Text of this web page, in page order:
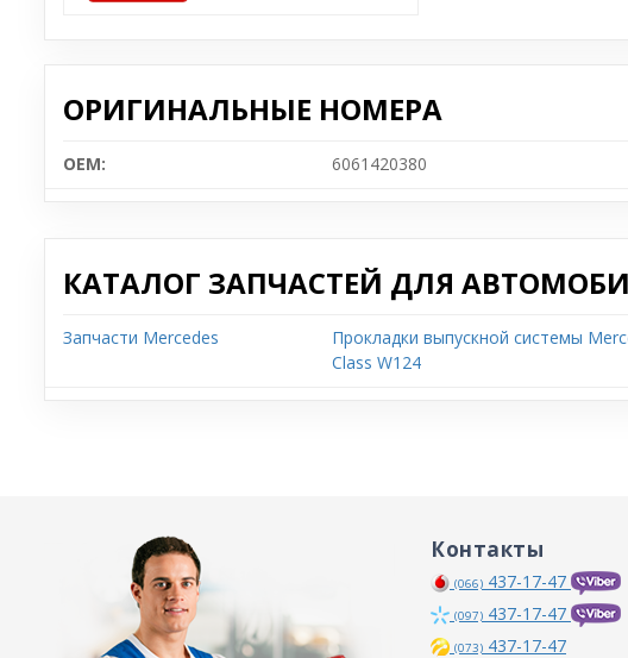
ОРИГИНАЛЬНЫЕ НОМЕРА
OEM: 6061420380
КАТАЛОГ ЗАПЧАСТЕЙ ДЛЯ
Запчасти Mercedes
Прокладки выпускной системы
Class W124
Контакты
(066) 437-17-47
(097) 437-17-47
(073) 437-17-47